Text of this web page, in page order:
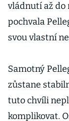
vládnutí až do
pochvala
svou vlastní
Samotný
zůstane
tuto chvíli
komplikovat.